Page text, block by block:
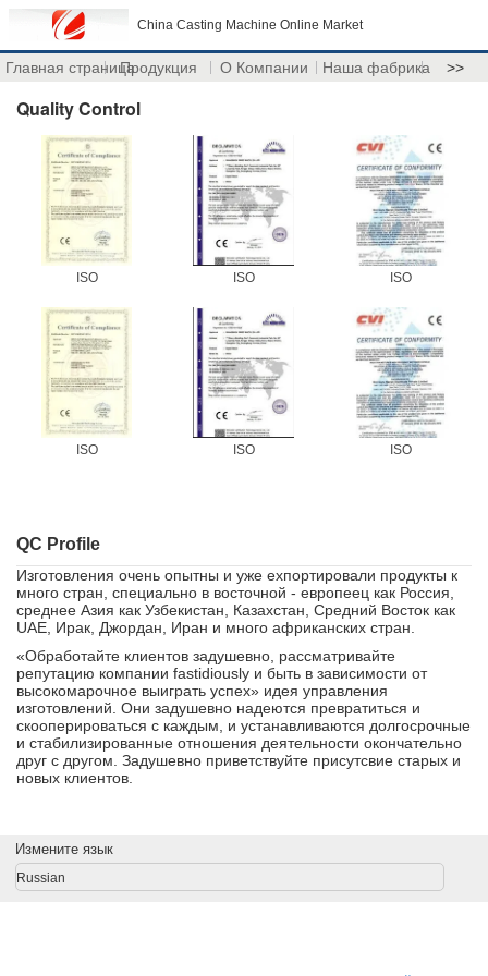
China Casting Machine Online Market
Главная страницаПродукция О Компании Наша фабрика >>
Quality Control
ISO ISO ISO
ISO ISO ISO
QC Profile
Изготовления очень опытны и уже ехпортировали продукты к
много стран, специально в восточной - европеец как Россия,
среднее Азия как Узбекистан, Казахстан, Средний Восток как
UAE, Ирак, Джордан, Иран и много африканских стран.
«Обработайте клиентов задушевно, рассматривайте
репутацию компании fastidiously и быть в зависимости от
высокомарочное выиграть успех» идея управления
изготовлений. Они задушевно надеются превратиться и
скооперироваться с каждым, и устанавливаются долгосрочные
и стабилизированные отношения деятельности окончательно
друг с другом. Задушевно приветствуйте присутсвие старых и
новых клиентов.
Измените язык
Russian